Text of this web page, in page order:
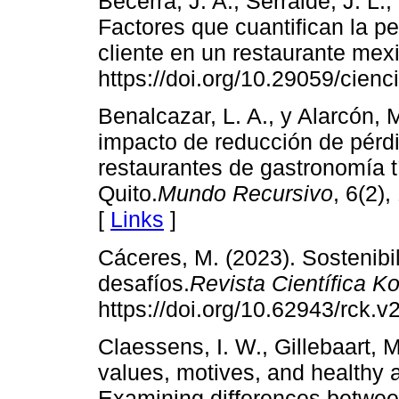
Factores que cuantifican la
cliente en un restaurante
https://doi.org/10.29059/
Benalcazar, L. A., y Alarcón,
impacto de reducción de
restaurantes de gastronomía
Quito.Mundo Recursivo,
[ Links ]
Cáceres, M. (2023).
desafíos.Revista Científica
https://doi.org/10.62943/
Claessens, I. W., Gillebaart,
values, motives, and healthy